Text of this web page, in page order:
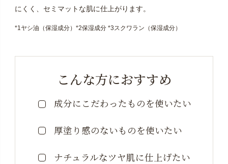
にくく、セミマットな肌に仕上がります。
*1ヤシ油（保湿成分）*2保湿成分 *3スクワラン（保湿成分）
こんな方におすすめ
成分にこだわったものを使いたい
厚塗り感のないものを使いたい
ナチュラルなツヤ肌に仕上げたい